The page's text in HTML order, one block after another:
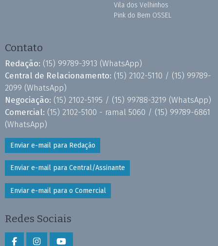
Vila dos Velhinhos
Pink do Bem OSSEL
Contato
Redação: (15) 99789-3913 (WhatsApp)
Central de Relacionamento: (15) 2102-5110 / (15) 99789-
2099 (WhatsApp)
Negociação: (15) 2102-5195 / (15) 99788-3219 (WhatsApp)
Comercial: (15) 2102-5100 - ramal 5060 / (15) 99789-6861
(WhatsApp)
Enviar e-mail para Redação
Enviar e-mail para Central/Assinante
Enviar e-mail para o Comercial
Redes Sociais